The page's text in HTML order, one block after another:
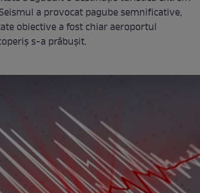
a provocat pagube semnificative,
obiective a fost chiar aeroportul
s-a prăbușit.